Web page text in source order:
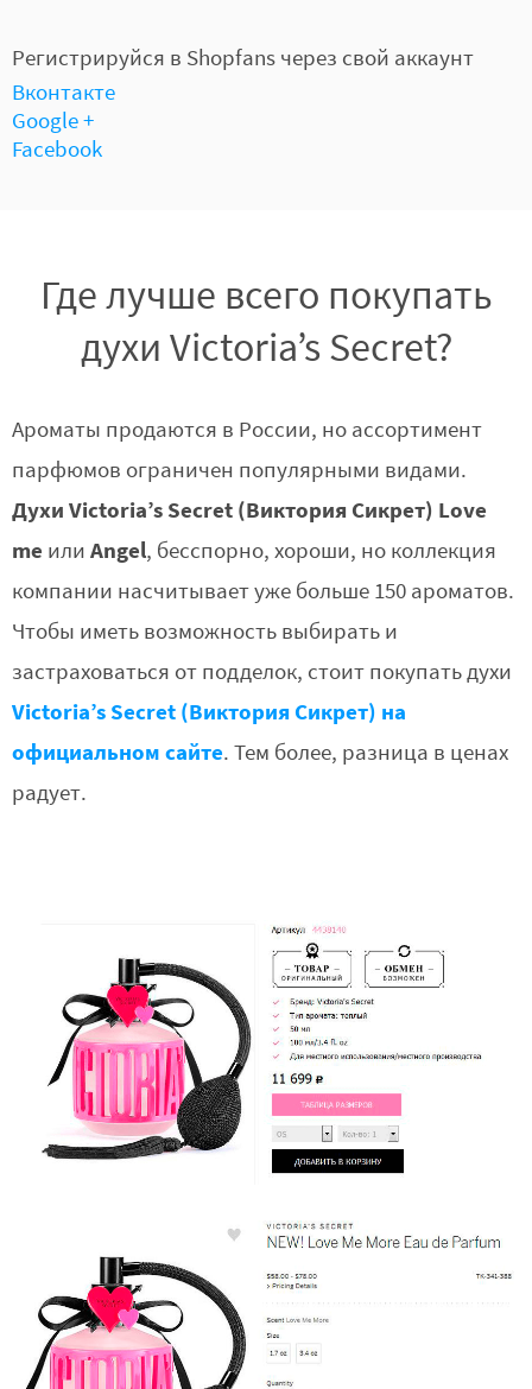
Регистрируйся в Shopfans через свой аккаунт
Вконтакте
Google +
Facebook
Где лучше всего покупать
духи Victoria’s Secret?
Ароматы продаются в России, но ассортимент
парфюмов ограничен популярными видами.
Духи Victoria’s Secret (Виктория Сикрет) Love
me или Angel, бесспорно, хороши, но коллекция
компании насчитывает уже больше 150 ароматов.
Чтобы иметь возможность выбирать и
застраховаться от подделок, стоит покупать духи
Victoria’s Secret (Виктория Сикрет) на
официальном сайте. Тем более, разница в ценах
радует.